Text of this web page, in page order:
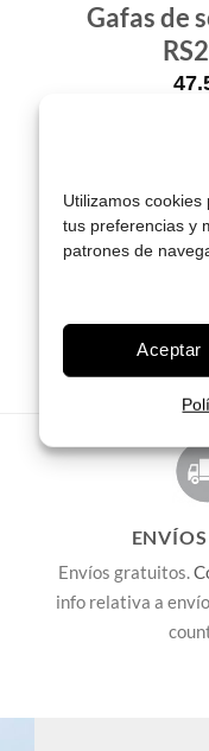
Utilizamos
tus preferencias y
patrones de
Aceptar
Gafas de
Envíos gratuitos.
info relativa a